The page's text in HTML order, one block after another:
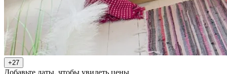
+27
Добавьте даты, чтобы увидеть цены